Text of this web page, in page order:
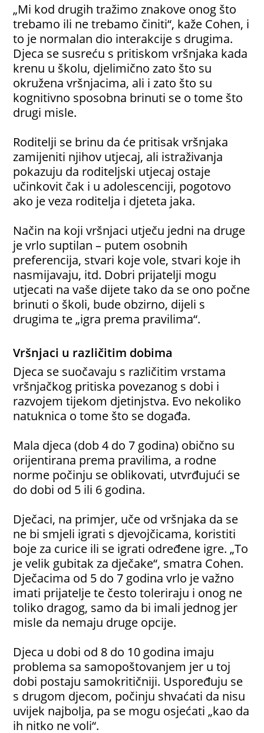
„Mi kod drugih tražimo znakove onog što
trebamo ili ne trebamo činiti“, kaže Cohen, i
to je normalan dio interakcije s drugima.
Djeca se susreću s pritiskom vršnjaka kada
krenu u školu, djelimično zato što su
okružena vršnjacima, ali i zato što su
kognitivno sposobna brinuti se o tome što
drugi misle.
Roditelji se brinu da će pritisak vršnjaka
zamijeniti njihov utjecaj, ali istraživanja
pokazuju da roditeljski utjecaj ostaje
učinkovit čak i u adolescenciji, pogotovo
ako je veza roditelja i djeteta jaka.
Način na koji vršnjaci utječu jedni na druge
je vrlo suptilan – putem osobnih
preferencija, stvari koje vole, stvari koje ih
nasmijavaju, itd. Dobri prijatelji mogu
utjecati na vaše dijete tako da se ono počne
brinuti o školi, bude obzirno, dijeli s
drugima te „igra prema pravilima“.
Vršnjaci u različitim dobima
Djeca se suočavaju s različitim vrstama
vršnjačkog pritiska povezanog s dobi i
razvojem tijekom djetinjstva. Evo nekoliko
natuknica o tome što se događa.
Mala djeca (dob 4 do 7 godina) obično su
orijentirana prema pravilima, a rodne
norme počinju se oblikovati, utvrđujući se
do dobi od 5 ili 6 godina.
Dječaci, na primjer, uče od vršnjaka da se
ne bi smjeli igrati s djevojčicama, koristiti
boje za curice ili se igrati određene igre. „To
je velik gubitak za dječake“, smatra Cohen.
Dječacima od 5 do 7 godina vrlo je važno
imati prijatelje te često toleriraju i onog ne
toliko dragog, samo da bi imali jednog jer
misle da nemaju druge opcije.
Djeca u dobi od 8 do 10 godina imaju
problema sa samopoštovanjem jer u toj
dobi postaju samokritičniji. Uspoređuju se
s drugom djecom, počinju shvaćati da nisu
uvijek najbolja, pa se mogu osjećati „kao da
ih nitko ne voli“.